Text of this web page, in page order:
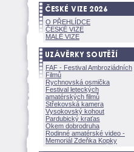
O PŘEHLÍDCE
ČESKÉ VIZE
MALÉ VIZE
FAF - Festival Ambroziádních
Filmů
Rychnovská osmička
Festival leteckých
amatérských filmů
Střekovská kamera
Vysokovský kohout
Pardubický kraťas
Okem dobrodruha
Rodinné amatérské video -
Memoriál Zdeňka Kopky